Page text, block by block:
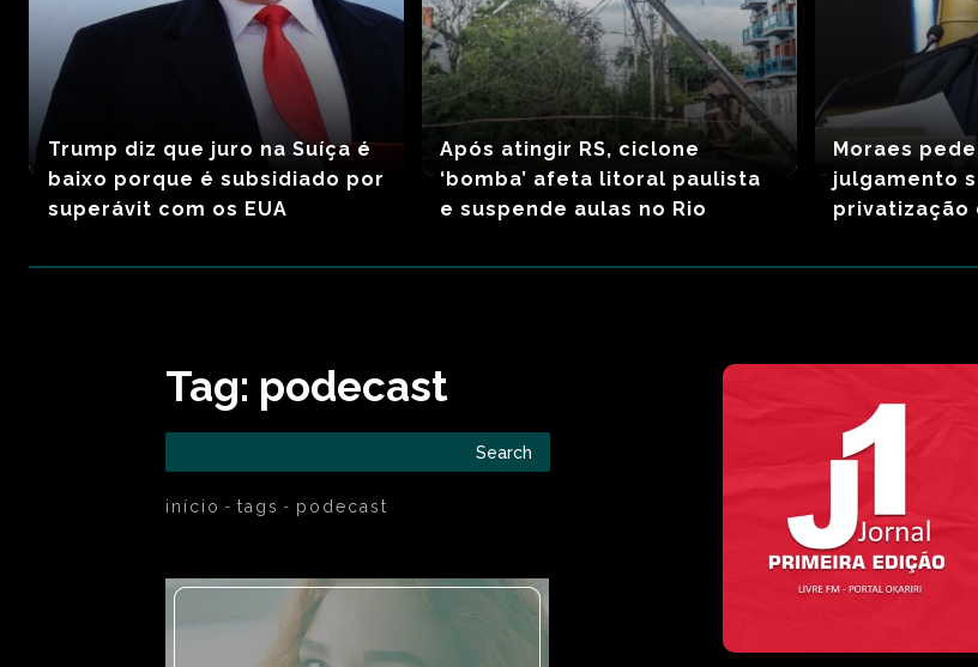
Trump diz que juro na Suíça é
baixo porque é subsidiado por
superávit com os EUA
Após atingir RS, ciclone
‘bomba’ afeta litoral paulista
e suspende aulas no Rio
Moraes
julgamento
privatização
Tag: podecast
Search
início tags podecast